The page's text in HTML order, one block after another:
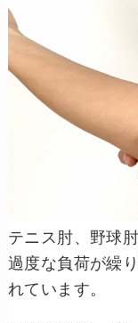
テニス肘、野球
過度な負荷が繰
れています。